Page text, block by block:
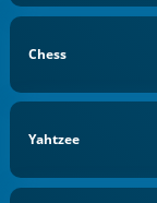
Chess
Yahtzee